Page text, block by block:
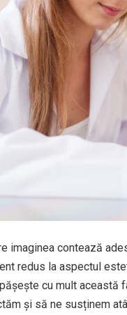
imaginea contează
redus la aspectul
cu mult această
și să ne susținem